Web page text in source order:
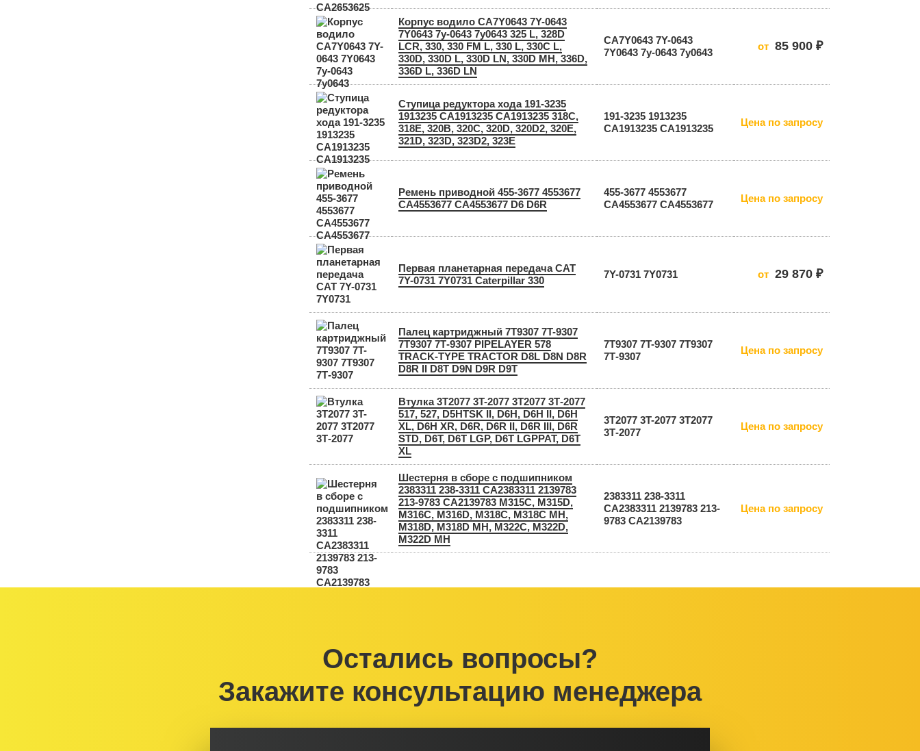
Корпус водило CA7Y0643 7Y-0643
7Y0643 7у-0643 7у0643 325 L, 328D
LCR, 330, 330 FM L, 330 L, 330C L,
330D, 330D L, 330D LN, 330D MH, 336D,
336D L, 336D LN
CA7Y0643 7Y-0643
7Y0643 7у-0643 7у0643
от 85 900 ₽
Ступица редуктора хода 191-3235
1913235 CA1913235 СА1913235 318C,
318E, 320B, 320C, 320D, 320D2, 320E,
321D, 323D, 323D2, 323E
191-3235 1913235
CA1913235 СА1913235
Цена по запросу
Ремень приводной 455-3677 4553677
СА4553677 CA4553677 D6 D6R
455-3677 4553677
СА4553677 CA4553677
Цена по запросу
Первая планетарная передача CAT
7Y-0731 7Y0731 Caterpillar 330
7Y-0731 7Y0731 от 29 870 ₽
Палец картриджный 7T9307 7T-9307
7Т9307 7Т-9307 PIPELAYER 578
TRACK-TYPE TRACTOR D8L D8N D8R
D8R II D8T D9N D9R D9T
7T9307 7T-9307 7Т9307
7Т-9307
Цена по запросу
Втулка 3T2077 3T-2077 3Т2077 3Т-2077
517, 527, D5HTSK II, D6H, D6H II, D6H
XL, D6H XR, D6R, D6R II, D6R III, D6R
STD, D6T, D6T LGP, D6T LGPPAT, D6T
XL
3T2077 3T-2077 3Т2077
3Т-2077
Цена по запросу
Шестерня в сборе с подшипником
2383311 238-3311 CA2383311 2139783
213-9783 CA2139783 M315C, M315D,
M316C, M316D, M318C, M318C MH,
M318D, M318D MH, M322C, M322D,
M322D MH
2383311 238-3311
CA2383311 2139783 213-
9783 CA2139783
Цена по запросу
Остались вопросы?
Закажите консультацию менеджера